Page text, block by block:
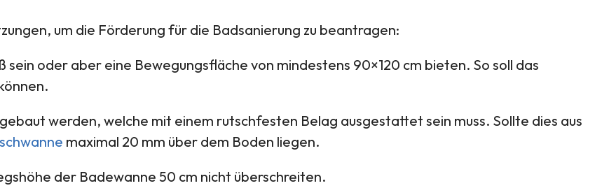
um die Förderung für die Badsanierung zu beantragen:
sein oder aber eine Bewegungsfläche von mindestens 90×120 cm bieten. So soll das
werden, welche mit einem rutschfesten Belag ausgestattet sein muss. Sollte dies aus
maximal 20 mm über dem Boden liegen.
der Badewanne 50 cm nicht überschreiten.